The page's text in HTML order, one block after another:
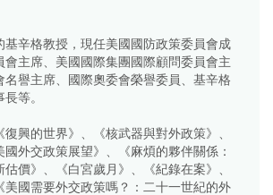
基辛格教授，現任美國國防政策委員會成
會主席、美國國際集團國際顧問委員會主
名譽主席、國際奧委會榮譽委員、基辛格
等。
興的世界》、《核武器與對外政策》、
國外交政策展望》、《麻煩的夥伴關係：
價》、《白宮歲月》、《紀錄在案》、
美國需要外交政策嗎？：二十一世紀的外